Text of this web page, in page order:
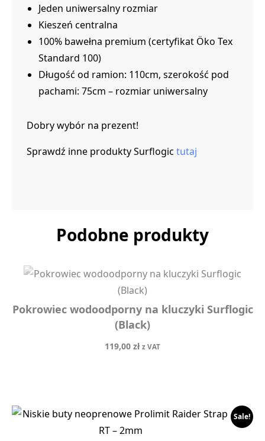
Jeden uniwersalny rozmiar
Kieszeń centralna
100% bawełna premium (certyfikat Öko Tex
Standard 100)
Długość od ramion: 110cm, szerokość pod
pachami: 75cm – rozmiar uniwersalny
Dobry wybór na prezent!
Sprawdź inne produkty Surflogic tutaj
Podobne produkty
Pokrowiec wodoodporny na kluczyki Surflogic
(Black)
119,00 zł z VAT
Sale!